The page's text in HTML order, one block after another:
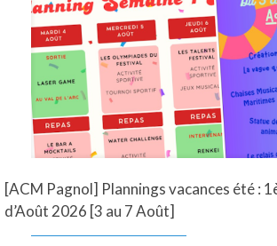
[ACM Pagnol] Plannings vacances été :
d’Août 2026 [3 au 7 Août]